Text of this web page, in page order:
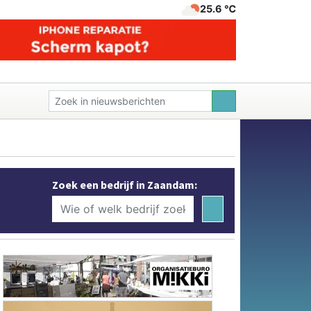
25.6 ℃
Zoek een bedrijf in Zaandam: